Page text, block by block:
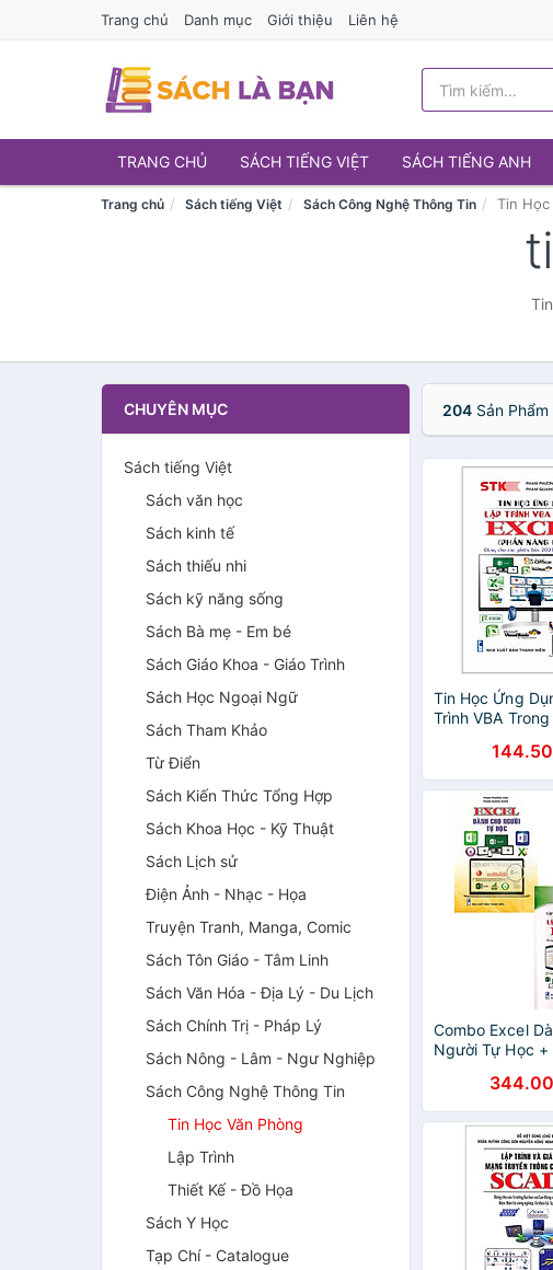
Trang chủ Danh mục Giới thiệu Liên hệ
TRANG CHỦ SÁCH TIẾNG VIỆT SÁCH TIẾNG ANH
Trang chủ Sách tiếng Việt Sách Công Nghệ Thông Tin Tin Học
CHUYÊN MỤC
Sách tiếng Việt
Sách văn học
Sách kinh tế
Sách thiếu nhi
Sách kỹ năng sống
Sách Bà mẹ - Em bé
Sách Giáo Khoa - Giáo Trình
Sách Học Ngoại Ngữ
Sách Tham Khảo
Từ Điển
Sách Kiến Thức Tổng Hợp
Sách Khoa Học - Kỹ Thuật
Sách Lịch sử
Điện Ảnh - Nhạc - Họa
Truyện Tranh, Manga, Comic
Sách Tôn Giáo - Tâm Linh
Sách Văn Hóa - Địa Lý - Du Lịch
Sách Chính Trị - Pháp Lý
Sách Nông - Lâm - Ngư Nghiệp
Sách Công Nghệ Thông Tin
Tin Học Văn Phòng
Lập Trình
Thiết Kế - Đồ Họa
Sách Y Học
Tạp Chí - Catalogue
204Sản Phẩm
Tin Học Ứng
Trình VBA
Phiên Bản
Combo Excel
Người Tự Học +
Cao - Lập Trình
Excel - STK